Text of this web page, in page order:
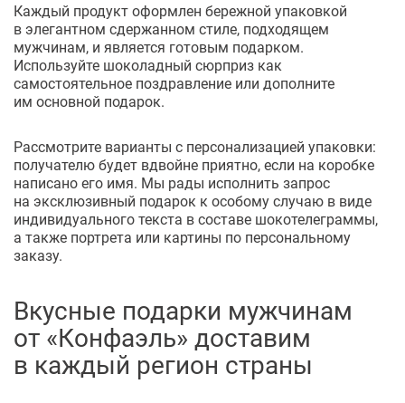
Каждый продукт оформлен бережной упаковкой
в элегантном сдержанном стиле, подходящем
мужчинам, и является готовым подарком.
Используйте шоколадный сюрприз как
самостоятельное поздравление или дополните
им основной подарок.
Рассмотрите варианты с персонализацией упаковки:
получателю будет вдвойне приятно, если на коробке
написано его имя. Мы рады исполнить запрос
на эксклюзивный подарок к особому случаю в виде
индивидуального текста в составе шокотелеграммы,
а также портрета или картины по персональному
заказу.
Вкусные подарки мужчинам
от «Конфаэль» доставим
в каждый регион страны